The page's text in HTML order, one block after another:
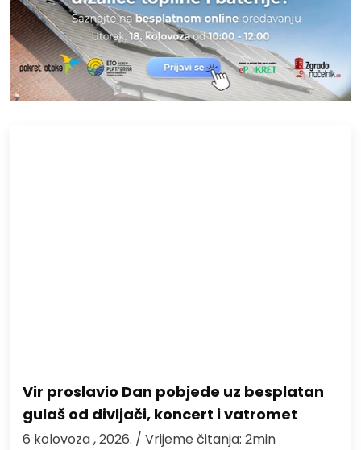
Vir proslavio Dan pobjede uz besplatan
gulaš od divljači, koncert i vatromet
6 kolovoza , 2026. / Vrijeme čitanja: 2min